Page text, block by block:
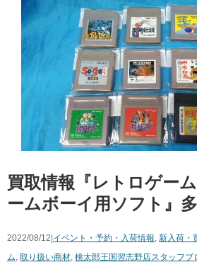
買取情報『レトロゲー
ームボーイ用ソフト』
2022/08/12| イベント・予約・入荷情報, 新入荷・
ム, 取り扱い商材, 桃太郎王国習志野店スタッフブ